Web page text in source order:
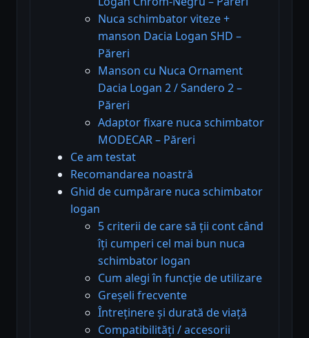
Nuca schimbator viteze +
manson Dacia Logan SHD –
Păreri
Manson cu Nuca Ornament
Dacia Logan 2 / Sandero 2 –
Păreri
Adaptor fixare nuca schimbator
MODECAR – Păreri
Ce am testat
Recomandarea noastră
Ghid de cumpărare nuca schimbator
logan
5 criterii de care să ții cont când
îți cumperi cel mai bun nuca
schimbator logan
Cum alegi în funcție de utilizare
Greșeli frecvente
Întreținere și durată de viață
Compatibilități / accesorii